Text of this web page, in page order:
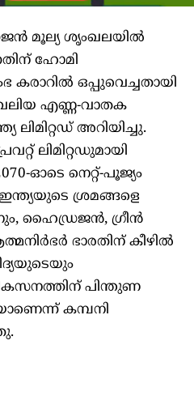
മൂല്യ ശൃംഖലയിൽ
ഹോമി
കരാറിൽ ഒപ്പുവെച്ചതായി
എണ്ണ-വാതക
ലിമിറ്റഡ് അറിയിച്ചു.
ലിമിറ്റഡുമായി
ഓടെ നെറ്റ്-പൂജ്യം
ശ്രമങ്ങളെ
ഹൈഡ്രജൻ, ഗ്രീൻ
ഭാരതിന് കീഴിൽ
പിന്തുണ
കമ്പനി